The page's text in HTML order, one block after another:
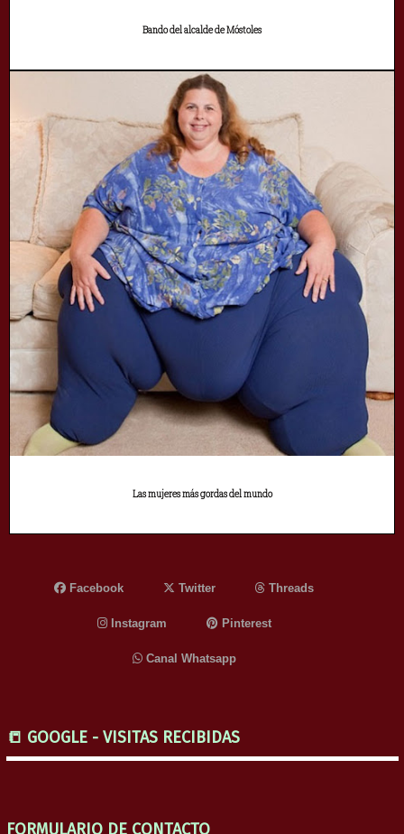
Bando del alcalde de Móstoles
Las mujeres más gordas del mundo
Facebook Twitter Threads
Instagram Pinterest
Canal Whatsapp
📒 GOOGLE - VISITAS RECIBIDAS
FORMULARIO DE CONTACTO